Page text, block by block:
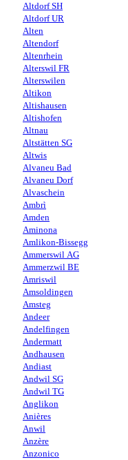
Altdorf SH
Altdorf UR
Alten
Altendorf
Altenrhein
Alterswil FR
Alterswilen
Altikon
Altishausen
Altishofen
Altnau
Altstätten SG
Altwis
Alvaneu Bad
Alvaneu Dorf
Alvaschein
Ambrì
Amden
Aminona
Amlikon-Bissegg
Ammerswil AG
Ammerzwil BE
Amriswil
Amsoldingen
Amsteg
Andeer
Andelfingen
Andermatt
Andhausen
Andiast
Andwil SG
Andwil TG
Anglikon
Anières
Anwil
Anzère
Anzonico